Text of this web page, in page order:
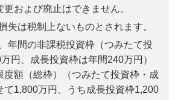
および廃止はできません。
失は税制上ないものとされます。
年間の非課税投資枠（つみたて投
円、成長投資枠は年間240万円）
度額（総枠）（つみたて投資枠・成
て1,800万円、うち成長投資枠1,200